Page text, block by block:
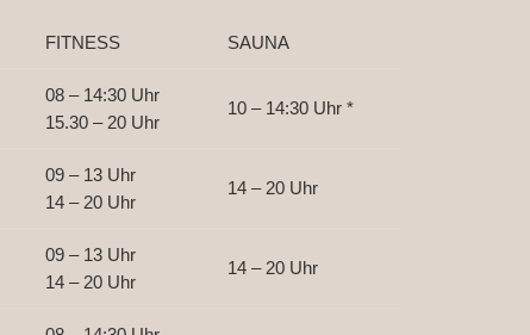
FITNESS SAUNA
08 – 14:30 Uhr
15.30 – 20 Uhr
10 – 14:30 Uhr *
09 – 13 Uhr
14 – 20 Uhr
14 – 20 Uhr
09 – 13 Uhr
14 – 20 Uhr
14 – 20 Uhr